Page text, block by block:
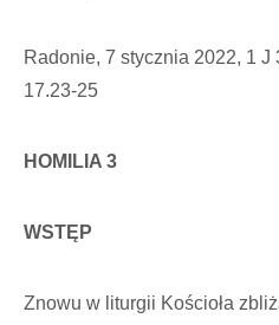
Radonie, 7 stycznia 2022, 1 J
17.23-25
HOMILIA 3
WSTĘP
Znowu w liturgii Kościoła